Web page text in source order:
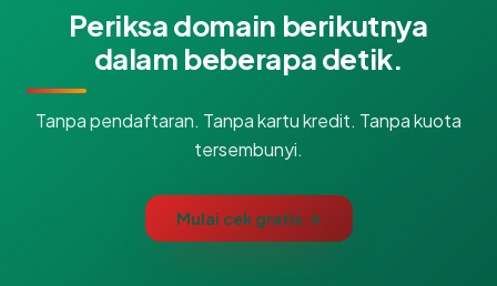
Periksa domain berikutnya
dalam beberapa detik.
Tanpa pendaftaran. Tanpa kartu kredit. Tanpa kuota
tersembunyi.
Mulai cek gratis →